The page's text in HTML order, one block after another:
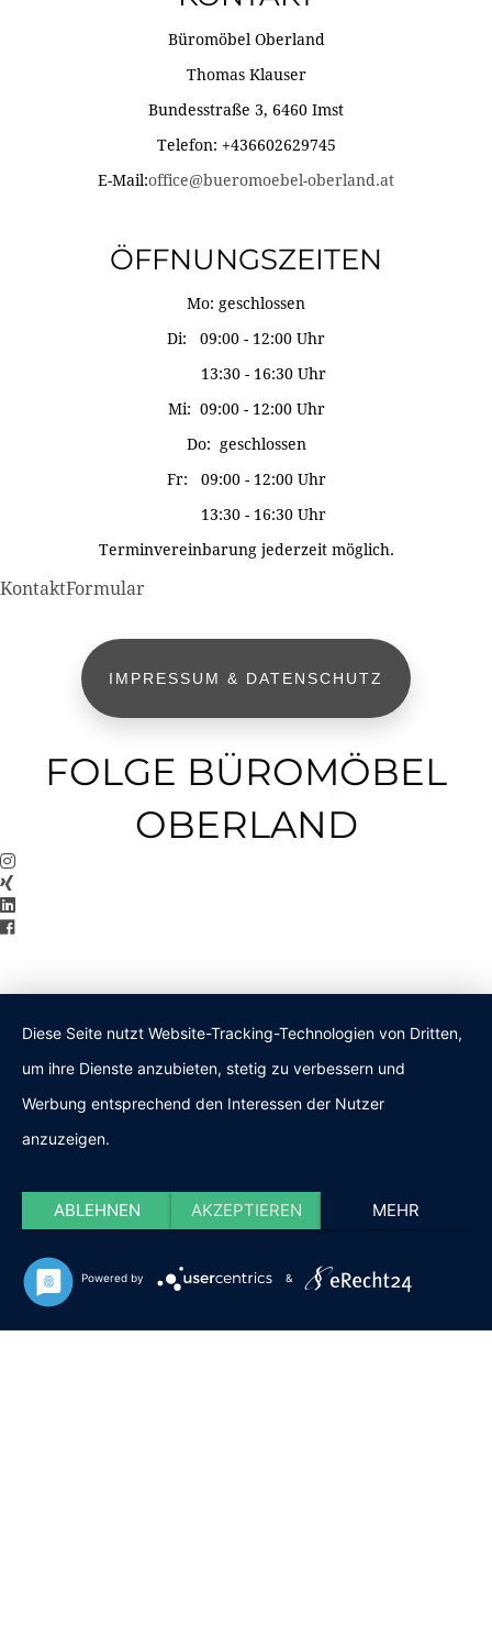
Büromöbel Oberland
Thomas Klauser
Bundesstraße 3, 6460 Imst
Telefon: +436602629745
E-Mail:office@bueromoebel-oberland.at
ÖFFNUNGSZEITEN
Mo: geschlossen
Di: 09:00 - 12:00 Uhr
13:30 - 16:30 Uhr
Mi: 09:00 - 12:00 Uhr
Do: geschlossen
Fr: 09:00 - 12:00 Uhr
13:30 - 16:30 Uhr
Terminvereinbarung jederzeit möglich.
KontaktFormular
IMPRESSUM & DATENSCHUTZ
FOLGE BÜROMÖBEL
OBERLAND
Diese Seite nutzt Website-Tracking-Technologien von Dritten,
um ihre Dienste anzubieten, stetig zu verbessern und
Werbung entsprechend den Interessen der Nutzer
anzuzeigen.
ABLEHNEN AKZEPTIEREN MEHR
Powered by &